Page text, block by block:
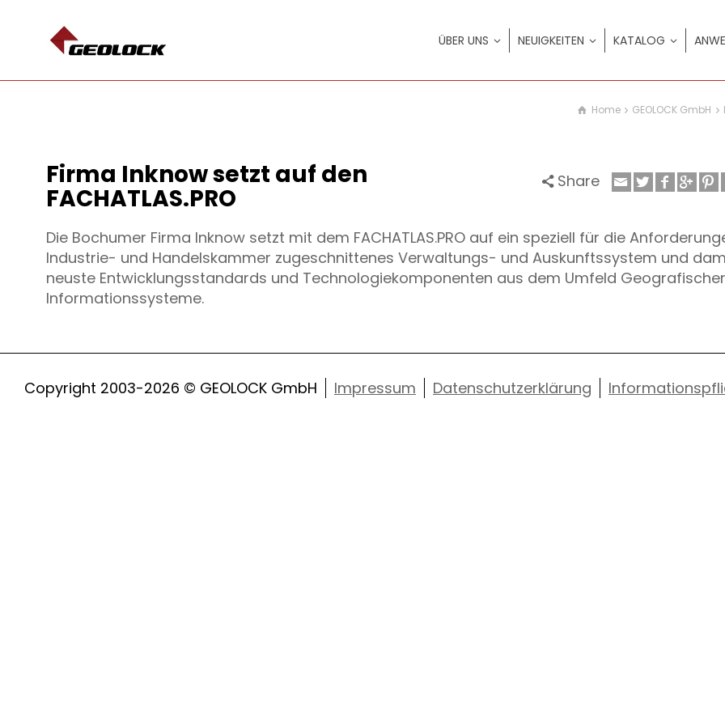
ÜBER UNS NEUIGKEITEN KATALOG
Home GEOLOCK GmbH
Firma Inknow setzt auf den
FACHATLAS.PRO
Share
Die Bochumer Firma Inknow setzt mit dem FACHATLAS.PRO auf ein speziell für die
Industrie- und Handelskammer zugeschnittenes Verwaltungs- und Auskunftssystem und
neuste Entwicklungsstandards und Technologiekomponenten aus dem Umfeld Geografischer
Informationssysteme.
Copyright 2003-2026 © GEOLOCK GmbH Impressum Datenschutzerklärung